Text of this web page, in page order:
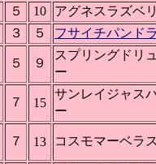
５ 10
アグネスラズベ
３ ５ フサイチパンド
５ ９
スプリングドリ
ー
７ 15
サンレイジャス
ー
７ 13 コスモマーベラ